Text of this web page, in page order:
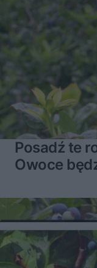
Posadź te
Owoce